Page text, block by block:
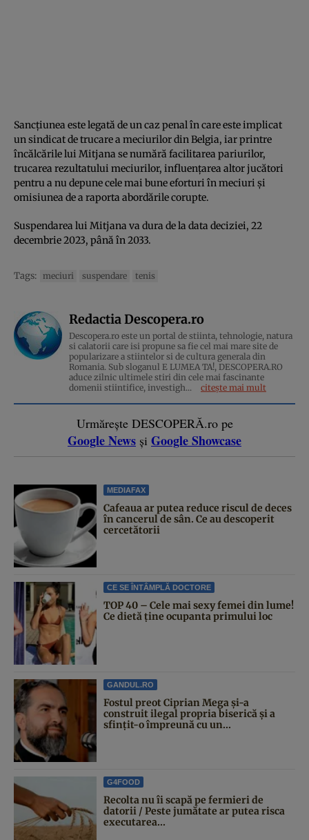
Sancțiunea este legată de un caz penal în care este implicat
un sindicat de trucare a meciurilor din Belgia, iar printre
încălcările lui Mitjana se numără facilitarea pariurilor,
trucarea rezultatului meciurilor, influențarea altor jucători
pentru a nu depune cele mai bune eforturi în meciuri și
omisiunea de a raporta abordările corupte.
Suspendarea lui Mitjana va dura de la data deciziei, 22
decembrie 2023, până în 2033.
Tags: meciuri suspendare tenis
Redactia Descopera.ro
Descopera.ro este un portal de stiinta, tehnologie, natura
si calatorii care isi propune sa fie cel mai mare site de
popularizare a stiintelor si de cultura generala din
Romania. Sub sloganul E LUMEA TA!, DESCOPERA.RO
aduce zilnic ultimele stiri din cele mai fascinante
domenii stiintifice, investigh...
citește mai mult
Urmărește DESCOPERĂ.ro pe
Google News și Google Showcase
MEDIAFAX
Cafeaua ar putea reduce riscul de deces
în cancerul de sân. Ce au descoperit
cercetătorii
CE SE ÎNTÂMPLĂ DOCTORE
TOP 40 – Cele mai sexy femei din lume!
Ce dietă ține ocupanta primului loc
GANDUL.RO
Fostul preot Ciprian Mega și-a
construit ilegal propria biserică și a
sfințit-o împreună cu un...
G4FOOD
Recolta nu îi scapă pe fermieri de
datorii / Peste jumătate ar putea risca
executarea...